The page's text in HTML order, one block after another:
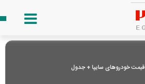
قیمت خودرو‌های سایپا + جدول